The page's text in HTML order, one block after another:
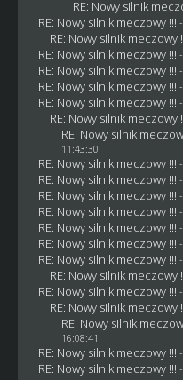
RE: Nowy silnik
RE: Nowy silnik meczowy !!!
RE: Nowy silnik meczowy
RE: Nowy silnik meczowy !!!
RE: Nowy silnik meczowy !!!
RE: Nowy silnik meczowy !!!
RE: Nowy silnik meczowy !!!
RE: Nowy silnik meczowy
RE: Nowy silnik
11:43:30
RE: Nowy silnik meczowy !!!
RE: Nowy silnik meczowy !!!
RE: Nowy silnik meczowy !!!
RE: Nowy silnik meczowy !!!
RE: Nowy silnik meczowy !!!
RE: Nowy silnik meczowy !!!
RE: Nowy silnik meczowy !!!
RE: Nowy silnik meczowy
RE: Nowy silnik meczowy !!!
RE: Nowy silnik meczowy
RE: Nowy silnik
16:08:41
RE: Nowy silnik meczowy !!!
RE: Nowy silnik meczowy !!!